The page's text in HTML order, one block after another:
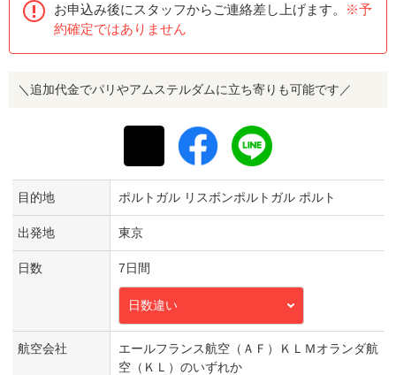
お申込み後にスタッフからご連絡差し上げます。
※予
約確定ではありません
＼追加代金でパリやアムステルダムに立ち寄りも可能です／
目的地 ポルトガル リスボンポルトガル ポルト
出発地 東京
日数 7日間
日数違い
航空会社
エールフランス航空（ＡＦ）ＫＬＭオランダ航
空（ＫＬ）のいずれか